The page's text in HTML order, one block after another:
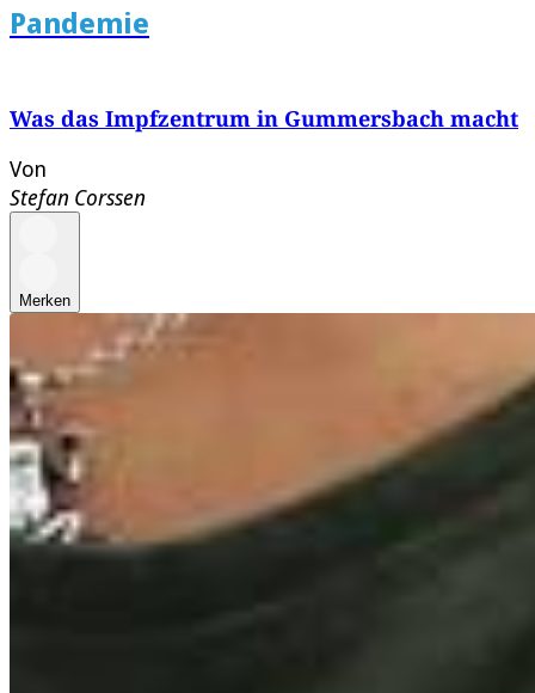
Pandemie
Was das Impfzentrum in Gummersbach macht
Von
Stefan Corssen
Merken